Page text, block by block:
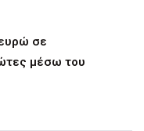
σε
μέσω του